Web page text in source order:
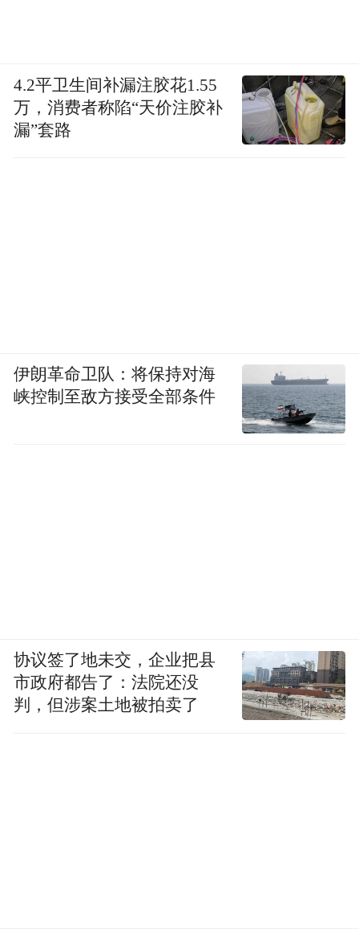
4.2平卫生间补漏注胶花1.55
万，消费者称陷“天价注胶补
漏”套路
伊朗革命卫队：将保持对海
峡控制至敌方接受全部条件
协议签了地未交，企业把县
市政府都告了：法院还没
判，但涉案土地被拍卖了